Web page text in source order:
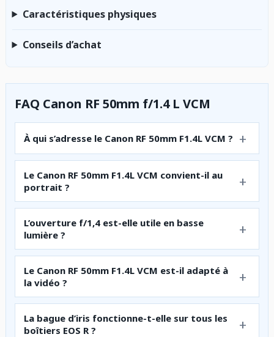
Caractéristiques physiques
Conseils d’achat
FAQ Canon RF 50mm f/1.4 L VCM
À qui s’adresse le Canon RF 50mm F1.4L VCM ?
Le Canon RF 50mm F1.4L VCM convient-il au
portrait ?
L’ouverture f/1,4 est-elle utile en basse
lumière ?
Le Canon RF 50mm F1.4L VCM est-il adapté à
la vidéo ?
La bague d’iris fonctionne-t-elle sur tous les
boîtiers EOS R ?